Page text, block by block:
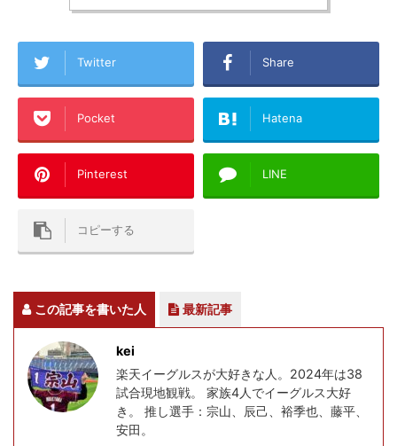
Twitter Share
Pocket Hatena
Pinterest LINE
コピーする
この記事を書いた人 最新記事
kei
楽天イーグルスが大好きな人。2024年は38
試合現地観戦。 家族4人でイーグルス大好
き。 推し選手：宗山、辰己、裕季也、藤平、
安田。